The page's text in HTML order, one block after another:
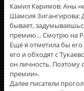
Камил Кәримов: Аны
Шамсия Зигангирова:
бывает,
премию… Смотрю на
Ещё я отметила бы
его и обходят с
он личность. Поэтому
премии».
Далее писатели